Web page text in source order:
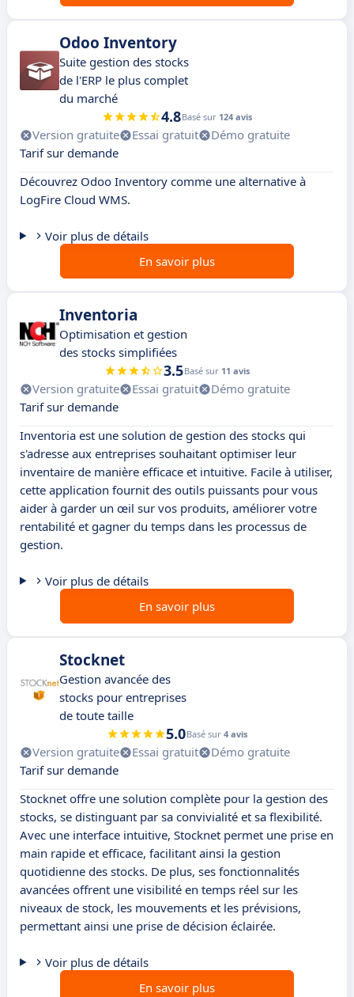
Odoo Inventory
Suite gestion des stocks
de l'ERP le plus complet
du marché
4.8Basé sur 124 avis
Version gratuite Essai gratuit
Démo gratuite
Tarif sur demande
Découvrez Odoo Inventory comme une alternative à
LogFire Cloud WMS.
Voir plus de détails
En savoir plus
Inventoria
Optimisation et gestion
des stocks simplifiées
3.5Basé sur 11 avis
Version gratuite Essai gratuit
Démo gratuite
Tarif sur demande
Inventoria est une solution de gestion des stocks qui
s'adresse aux entreprises souhaitant optimiser leur
inventaire de manière efficace et intuitive. Facile à utiliser,
cette application fournit des outils puissants pour vous
aider à garder un œil sur vos produits, améliorer votre
rentabilité et gagner du temps dans les processus de
gestion.
Voir plus de détails
En savoir plus
Stocknet
Gestion avancée des
stocks pour entreprises
de toute taille
5.0Basé sur 4 avis
Version gratuite Essai gratuit
Démo gratuite
Tarif sur demande
Stocknet offre une solution complète pour la gestion des
stocks, se distinguant par sa convivialité et sa flexibilité.
Avec une interface intuitive, Stocknet permet une prise en
main rapide et efficace, facilitant ainsi la gestion
quotidienne des stocks. De plus, ses fonctionnalités
avancées offrent une visibilité en temps réel sur les
niveaux de stock, les mouvements et les prévisions,
permettant ainsi une prise de décision éclairée.
Voir plus de détails
En savoir plus